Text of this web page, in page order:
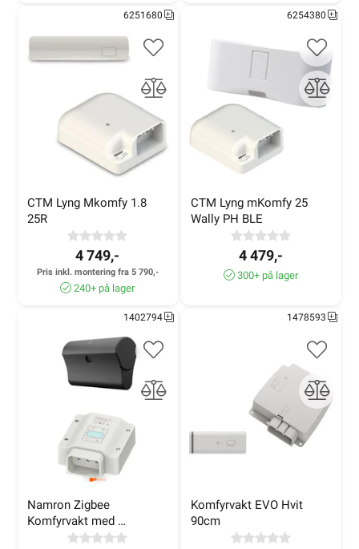
konverteringssett.
Sikkerhetssertifiseringer
Standarder:
Velg komfyrvakter som oppfyller NEK EN
Forsikringsgodkjenning: Noen modeller er
forsikringsgodkjente, noe som kan gi fordeler for
Brukervennlighet
Selvlærende funksjon:
Enkelte modeller tilpasser seg
Alarmoverføring:Visse modeller kan integreres med
andre sikkerhetssystemer via smartplugg.
Vedlikehold
Batteribytte:Bytt batteri i sensoren når den varsler om
lavt batterinivå.
Rengjøring:Hold sensoren fri for støv og fett ved å
CTM Lyng Mkomfy 1.8
25R
6251680
4 749,-
Pris inkl. montering fra 5 790,-
240+ på lager
CTM Lyng mKomfy 25
Wally PH BLE
6254380
4 479,-
300+ på lager
Namron Zigbee
Komfyrvakt med
veggsensor sort
1402794
Komfyrvakt EVO Hvit
90cm
1478593